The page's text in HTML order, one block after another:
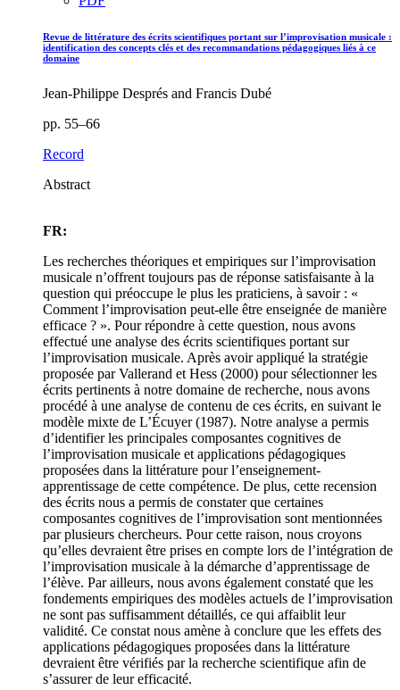
Revue de littérature des écrits scientifiques portant sur l’improvisation musicale :
identification des concepts clés et des recommandations pédagogiques liés à ce
domaine
Jean-Philippe Després and Francis Dubé
pp. 55–66
Record
Abstract
FR:
Les recherches théoriques et empiriques sur l’improvisation
musicale n’offrent toujours pas de réponse satisfaisante à la
question qui préoccupe le plus les praticiens, à savoir : «
Comment l’improvisation peut-elle être enseignée de manière
efficace ? ». Pour répondre à cette question, nous avons
effectué une analyse des écrits scientifiques portant sur
l’improvisation musicale. Après avoir appliqué la stratégie
proposée par Vallerand et Hess (2000) pour sélectionner les
écrits pertinents à notre domaine de recherche, nous avons
procédé à une analyse de contenu de ces écrits, en suivant le
modèle mixte de L’Écuyer (1987). Notre analyse a permis
d’identifier les principales composantes cognitives de
l’improvisation musicale et applications pédagogiques
proposées dans la littérature pour l’enseignement-
apprentissage de cette compétence. De plus, cette recension
des écrits nous a permis de constater que certaines
composantes cognitives de l’improvisation sont mentionnées
par plusieurs chercheurs. Pour cette raison, nous croyons
qu’elles devraient être prises en compte lors de l’intégration de
l’improvisation musicale à la démarche d’apprentissage de
l’élève. Par ailleurs, nous avons également constaté que les
fondements empiriques des modèles actuels de l’improvisation
ne sont pas suffisamment détaillés, ce qui affaiblit leur
validité. Ce constat nous amène à conclure que les effets des
applications pédagogiques proposées dans la littérature
devraient être vérifiés par la recherche scientifique afin de
s’assurer de leur efficacité.